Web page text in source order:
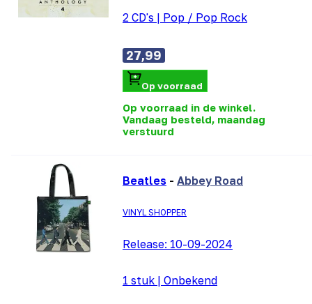
2 CD's | Pop / Pop Rock
27,99
Op voorraad
Op voorraad in de winkel.
Vandaag besteld, maandag
verstuurd
Beatles - Abbey Road
VINYL SHOPPER
Release: 10-09-2024
1 stuk | Onbekend